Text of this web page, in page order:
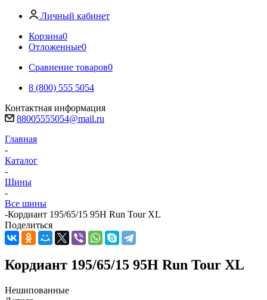
Личный кабинет
Корзина0
Отложенные0
Сравнение товаров0
8 (800) 555 5054
Контактная информация
88005555054@mail.ru
Главная
-
Каталог
-
Шины
-
Все шины
-Кордиант 195/65/15 95H Run Tour XL
Поделиться
Кордиант 195/65/15 95H Run Tour XL
Нешипованные